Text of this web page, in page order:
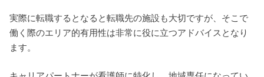
実際に転職するとなると転職先の施設も大切ですが、そこで
働く際のエリア的有用性は非常に役に立つアドバイスとなり
ます。